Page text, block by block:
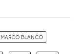
MARCO BLANCO